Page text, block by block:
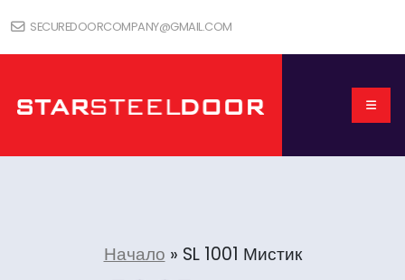
SECUREDOORCOMPANY@GMAIL.COM
Начало » SL 1001 Мистик